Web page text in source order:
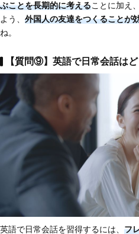
ぶことを長期的に考えることに加え
よう、 外国人の友達をつくることが
ね。
【質問⑨】英語で日常会話は
英語で日常会話を習得するには、 フ